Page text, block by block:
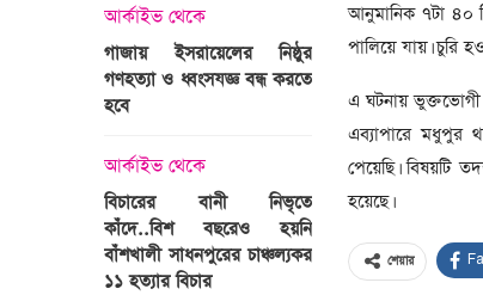
আনুমানিক ৭টা ৪০
পালিয়ে যায়। চুরি
এ ঘটনায় ভুক্তভোগী
এব্যাপারে মধুপুর
পেয়েছি। বিষয়টি
হয়েছে।
শেয়ার
আর্কাইভ থেকে
গাজায় ইসরায়েলের নিষ্ঠুর
গণহত্যা ও ধ্বংসযজ্ঞ বন্ধ করতে
হবে
আর্কাইভ থেকে
বিচারের বানী নিভৃতে
কাঁদে..বিশ বছরেও হয়নি
বাঁশখালী সাধনপুরের চাঞ্চল্যকর
১১ হত্যার বিচার
আর্কাইভ থেকে
জাতির রূপকার
প্রচারণা
আর্কাইভ থেকে
ধর্ষককে পুলিশে দিল